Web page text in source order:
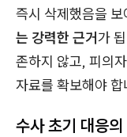
즉시 삭제했음을
는 강력한 근거가
존하지 않고, 피의
자료를 확보해야 합
수사 초기 대응